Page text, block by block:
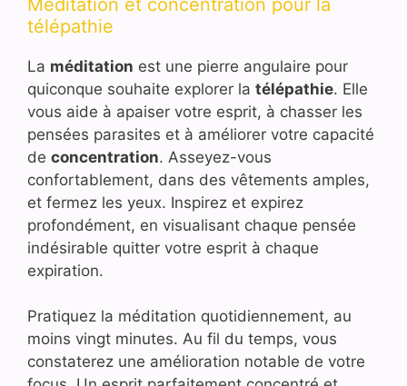
télépathie
La méditation est une pierre angulaire pour
quiconque souhaite explorer la télépathie. Elle
vous aide à apaiser votre esprit, à chasser les
pensées parasites et à améliorer votre capacité
de concentration. Asseyez-vous
confortablement, dans des vêtements amples,
et fermez les yeux. Inspirez et expirez
profondément, en visualisant chaque pensée
indésirable quitter votre esprit à chaque
expiration.
Pratiquez la méditation quotidiennement, au
moins vingt minutes. Au fil du temps, vous
constaterez une amélioration notable de votre